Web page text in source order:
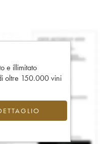
e illimitato
oltre 150.000 vini